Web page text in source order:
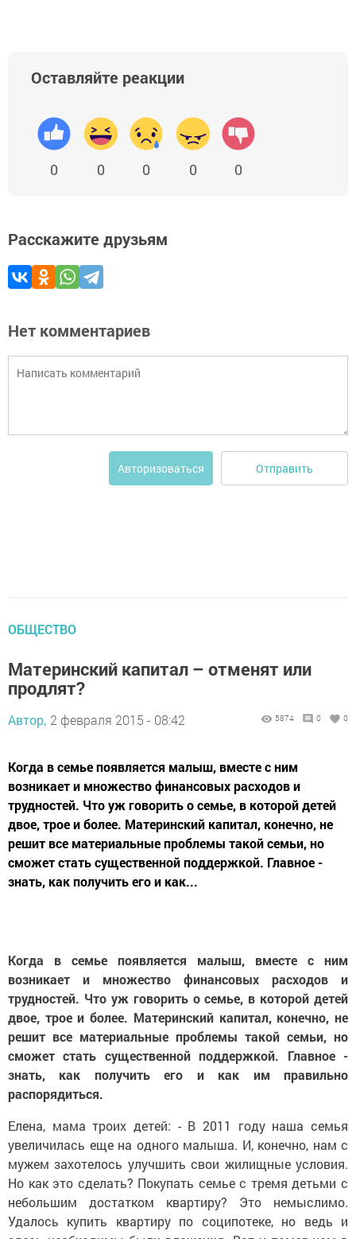
Оставляйте реакции
0 0 0 0 0
Расскажите друзьям
Нет комментариев
Авторизоваться Отправить
ОБЩЕСТВО
Материнский капитал – отменят или
продлят?
Автор, 2 февраля 2015 - 08:42 5874 0 0
Когда в семье появляется малыш, вместе с ним
возникает и множество финансовых расходов и
трудностей. Что уж говорить о семье, в которой детей
двое, трое и более. Материнский капитал, конечно, не
решит все материальные проблемы такой семьи, но
сможет стать существенной поддержкой. Главное -
знать, как получить его и как...
Когда в семье появляется малыш, вместе с ним
возникает и множество финансовых расходов и
трудностей. Что уж говорить о семье, в которой детей
двое, трое и более. Материнский капитал, конечно, не
решит все материальные проблемы такой семьи, но
сможет стать существенной поддержкой. Главное -
знать, как получить его и как им правильно
распорядиться.
Елена, мама троих детей: - В 2011 году наша семья
увеличилась еще на одного малыша. И, конечно, нам с
мужем захотелось улучшить свои жилищные условия.
Но как это сделать? Покупать семье с тремя детьми с
небольшим достатком квартиру? Это немыслимо.
Удалось купить квартиру по соципотеке, но ведь и